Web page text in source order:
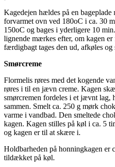
Kagedejen hældes på en bageplade
forvarmet ovn ved 180oC i ca. 30
150oC og bages i yderligere 10
lignende mærkes efter, om kagen
færdigbagt tages den ud, afkøles og
Smørcreme
Flormelis røres med det kogende
røres i til en jævn creme. Kagen
smørcremen fordeles i et jævnt lag,
sammen. Smelt ca. 250 g mørk
varme i vandbad. Den smeltede
kagen. Kagen stilles på køl i ca. 5
og kagen er til at skære i.
Holdbarheden på honningkagen er
tildækket på køl.